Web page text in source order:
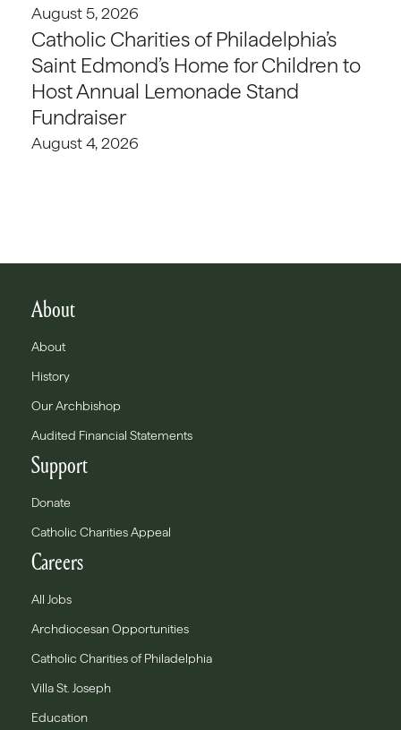
August 5, 2026
Catholic Charities of Philadelphia’s
Saint Edmond’s Home for Children to
Host Annual Lemonade Stand
Fundraiser
August 4, 2026
About
About
History
Our Archbishop
Audited Financial Statements
Support
Donate
Catholic Charities Appeal
Careers
All Jobs
Archdiocesan Opportunities
Catholic Charities of Philadelphia
Villa St. Joseph
Education